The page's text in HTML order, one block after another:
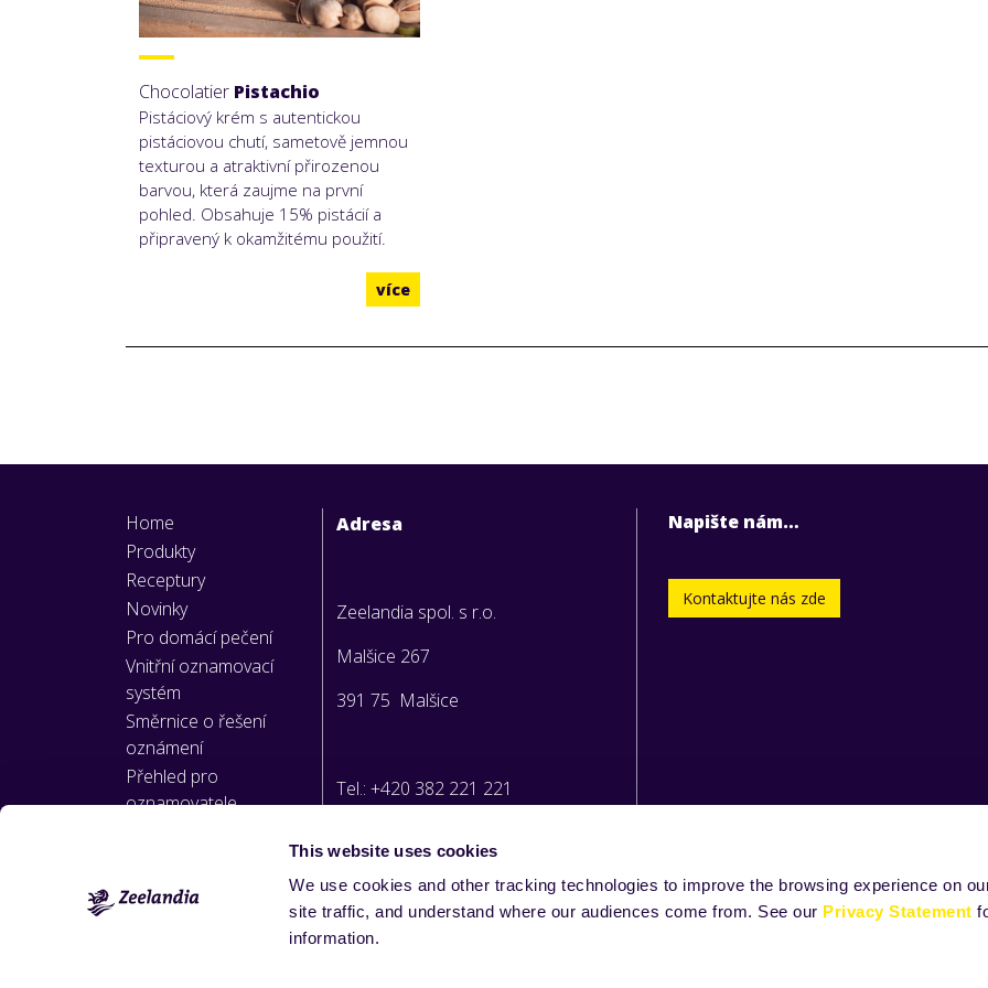
This website uses cookies
We use cookies and other tracking technologies to improve the browsing experience on
site traffic, and understand where our audiences come from. See our Privacy Statement
information.
Chocolatier Pistachio
Pistáciový krém s autentickou
pistáciovou chutí, sametově jemnou
texturou a atraktivní přirozenou
barvou, která zaujme na první
pohled. Obsahuje 15% pistácií a
připravený k okamžitému použití.
více
Home
Produkty
Receptury
Novinky
Pro domácí pečení
Vnitřní oznamovací
systém
Směrnice o řešení
oznámení
Přehled pro
oznamovatele
Adresa
Zeelandia spol. s r.o.
Malšice 267
391 75 Malšice
Tel.: +420 382 221 221
E-mail:
info@zeelandia.cz
Napište nám…
Kontaktujte nás zde